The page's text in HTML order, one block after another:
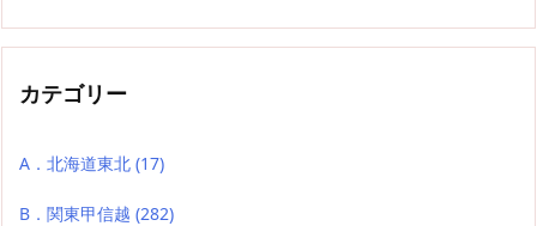
カテゴリー
A．北海道東北 (17)
B．関東甲信越 (282)